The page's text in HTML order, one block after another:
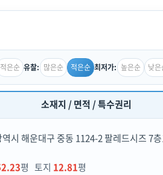
적은순 유찰: 많은순 적은순 최저가: 높은순 낮
소재지 / 면적 / 특수권리
시 해운대구 중동 1124-2 팔레드시즈 7
평 토지 12.81평